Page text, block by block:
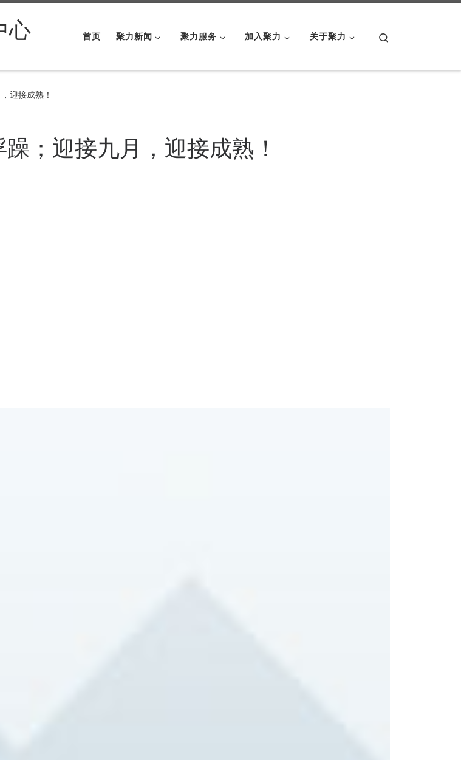
心 首页 聚力新闻 聚力服务 加入聚力 关于聚力
迎接成熟！
；迎接九月，迎接成熟！